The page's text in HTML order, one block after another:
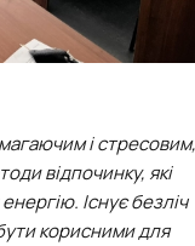
і стресовим,
відпочинку, які
Існує безліч
корисними для